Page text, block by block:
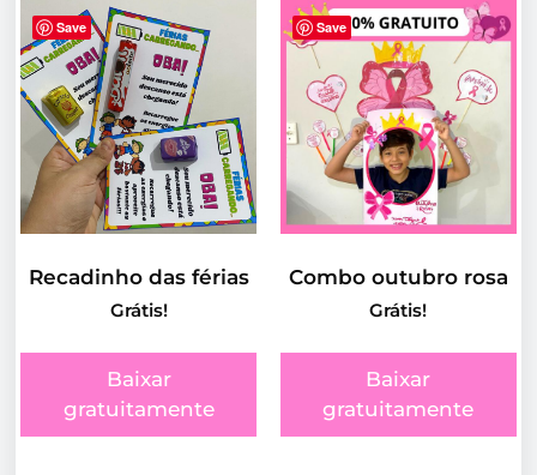
Save
Recadinho das férias
Grátis!
Baixar
gratuitamente
Save
Combo outubro rosa
Grátis!
Baixar
gratuitamente